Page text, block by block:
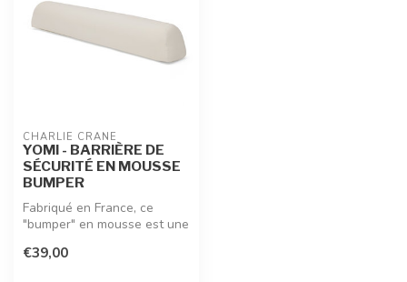
CHARLIE CRANE
YOMI - BARRIÈRE DE
SÉCURITÉ EN MOUSSE
BUMPER
Fabriqué en France, ce
"bumper" en mousse est une
b...
€39,00